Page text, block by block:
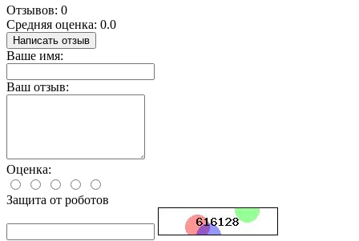
Отзывов: 0
Средняя оценка: 0.0
Написать отзыв
Ваше имя:
Ваш отзыв:
Оценка:
Защита от роботов